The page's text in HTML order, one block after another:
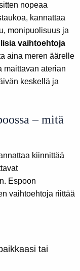
nopeaa
kannattaa
monipuolisuus ja
vaihtoehtoja
aina meren äärelle
maittavan aterian
keskellä ja
– mitä
kiinnittää
Espoon
vaihtoehtoja riittää
tai